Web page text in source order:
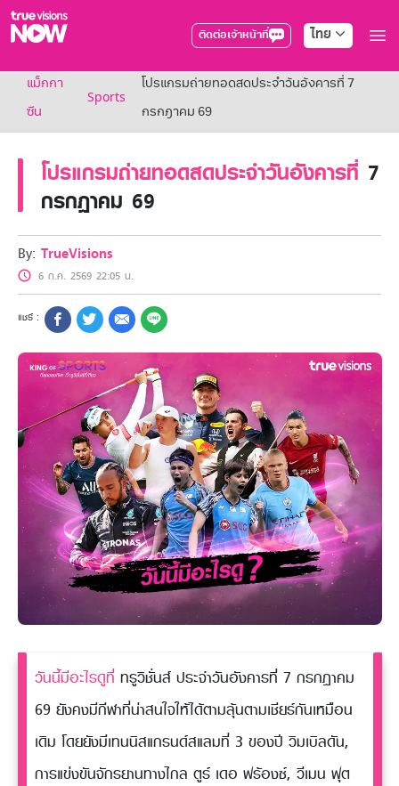
ติดต่อเจ้าหน้าที่ ไทย
True AF2026
แพ็กเกจ
NOW SPORTS
NOW Muay Thai
แพ็กเกจทรูวิชันส์นาวทั้งหมด
เคเบิลและจานดาวเทียม
สิทธิพิเศษ
สิทธิพิเศษลูกค้าทรูวิชั่นส์
Showtime
HoReCa
แพ็กเกจสำหรับผู้ประกอบการ
หาร้านร่วมรายการ
FAQs
แม็กกา
ซีน
Sports
โปรแกรมถ่ายทอดสดประจำวันอังคารที่ 7
กรกฎาคม 69
โปรแกรมถ่ายทอดสดประจำวันอังคารที่ 7
กรกฎาคม 69
By: TrueVisions
6 ก.ค. 2569 22:05 น.
วันนี้มีอะไรดูที่ ทรูวิชั่นส์ ประจำวันอังคารที่ 7 กรกฎาคม
69 ยังคงมีกีฬาที่น่าสนใจให้ได้ตามลุ้นตามเชียร์กันเหมือน
เดิม โดยยังมีเทนนิสแกรนด์สแลมที่ 3 ของปี วิมเบิลดัน,
การแข่งขันจักรยานทางไกล ตูร์ เดอ ฟร้องซ์, วีเมน ฟุต